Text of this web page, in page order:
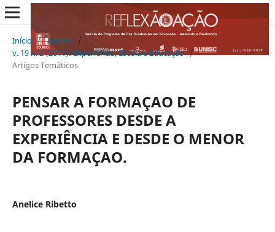
Início / Acervo
/
v. 19 n. 2 (2011): Experiência, Escola e Educação /
Artigos Temáticos
PENSAR A FORMAÇAO DE
PROFESSORES DESDE A
EXPERIÊNCIA E DESDE O MENOR
DA FORMAÇAO.
Anelice Ribetto